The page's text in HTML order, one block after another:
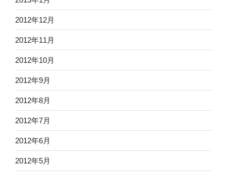
2012年12月
2012年11月
2012年10月
2012年9月
2012年8月
2012年7月
2012年6月
2012年5月